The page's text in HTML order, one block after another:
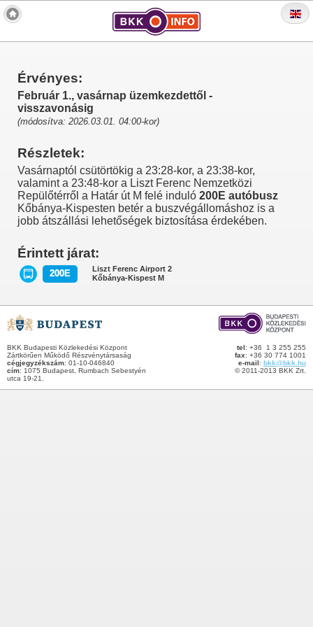
Érvényes:
Február 1., vasárnap üzemkezdettől -
visszavonásig
(módosítva: 2026.03.01. 04:00-kor)
Részletek:
Vasárnaptól csütörtökig a 23:28-kor, a 23:38-kor,
valamint a 23:48-kor a Liszt Ferenc Nemzetközi
Repülőtérről a Határ út M felé induló 200E autóbusz
Kőbánya-Kispesten betér a buszvégállomáshoz is a
jobb átszállási lehetőségek biztosítása érdekében.
Érintett járat:
200E
Liszt Ferenc Airport 2
Kőbánya-Kispest M
BKK Budapesti Közlekedési Központ
Zártkörűen Működő Részvénytársaság
cégjegyzékszám: 01-10-046840
cím: 1075 Budapest, Rumbach Sebestyén
utca 19-21.
tel: +36 1 3 255 255
fax: +36 30 774 1001
e-mail: bkk@bkk.hu
© 2011-2013 BKK Zrt.